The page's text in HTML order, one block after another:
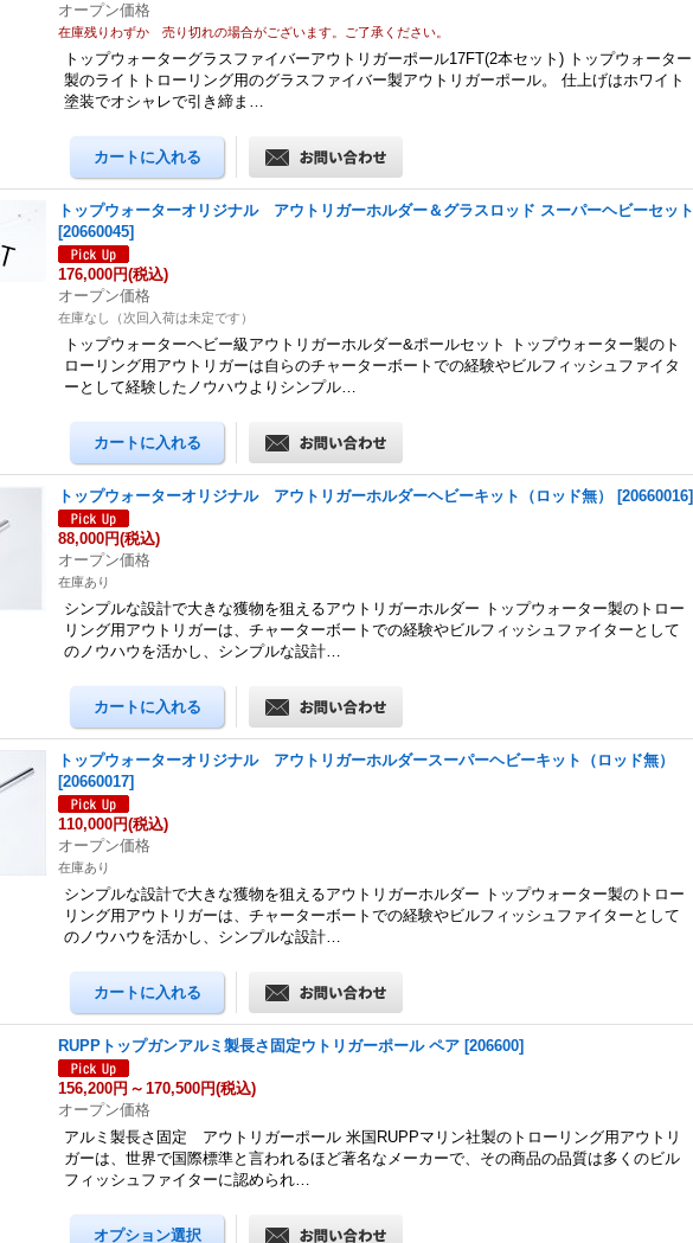
オープン価格
在庫残りわずか 売り切れの場合がございます。ご了承ください。
トップウォーターグラスファイバーアウトリガーポール17FT(2本セット) トップウォーター
製のライトトローリング用のグラスファイバー製アウトリガーポール。 仕上げはホワイト
塗装でオシャレで引き締ま…
トップウォーターオリジナル アウトリガーホルダー＆グラスロッド スーパーヘビーセット
[20660045]
176,000円(税込)
オープン価格
在庫なし（次回入荷は未定です）
トップウォーターヘビー級アウトリガーホルダー&ポールセット トップウォーター製のト
ローリング用アウトリガーは自らのチャーターボートでの経験やビルフィッシュファイタ
ーとして経験したノウハウよりシンプル…
トップウォーターオリジナル アウトリガーホルダーヘビーキット（ロッド無） [20660016]
88,000円(税込)
オープン価格
在庫あり
シンプルな設計で大きな獲物を狙えるアウトリガーホルダー トップウォーター製のトロー
リング用アウトリガーは、チャーターボートでの経験やビルフィッシュファイターとして
のノウハウを活かし、シンプルな設計…
トップウォーターオリジナル アウトリガーホルダースーパーヘビーキット（ロッド無）
[20660017]
110,000円(税込)
オープン価格
在庫あり
シンプルな設計で大きな獲物を狙えるアウトリガーホルダー トップウォーター製のトロー
リング用アウトリガーは、チャーターボートでの経験やビルフィッシュファイターとして
のノウハウを活かし、シンプルな設計…
RUPPトップガンアルミ製長さ固定ウトリガーポール ペア [206600]
156,200円 ～ 170,500円(税込)
オープン価格
アルミ製長さ固定 アウトリガーポール 米国RUPPマリン社製のトローリング用アウトリ
ガーは、世界で国際標準と言われるほど著名なメーカーで、その商品の品質は多くのビル
フィッシュファイターに認められ…